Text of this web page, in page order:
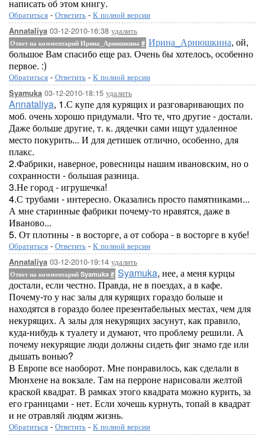
написать об этом книгу.
Обратиться - Ответить - К полной версии
Annataliya 03-12-2010-16:38 удалить
Ответ на комментарий Ирина_Арнюшкина # Ирина_Арнюшкина, ой,
большое Вам спасибо еще раз. Очень бы хотелось, особенно
первое. :)
Обратиться - Ответить - К полной версии
Syamuka 03-12-2010-18:15 удалить
Annataliya, 1.С купе для курящих и разговаривающих по
моб. очень хорошо придумали. Что те, что другие - достали.
Даже больше другие, т. к. дядечки сами ищут удаленное
место покурить... И для детишек отлично, особенно, для
плакс.
2.Фабрики, наверное, ровесницы нашим ивановским, но о
сохранности - большая разница.
3.Не город - игрушечка!
4.С трубами - интересно. Оказались просто памятниками...
А мне старинные фабрики почему-то нравятся, даже в
Иваново...
5. От плотины - в восторге, а от собора - в восторге в кубе!
Обратиться - Ответить - К полной версии
Annataliya 03-12-2010-19:14 удалить
Ответ на комментарий Syamuka # Syamuka, нее, а меня курцы
достали, если честно. Правда, не в поездах, а в кафе.
Почему-то у нас залы для курящих гораздо больше и
находятся в гораздо более презентабельных местах, чем для
некурящих. А залы для некурящих засунут, как правило,
куда-нибудь к туалету и думают, что проблему решили. А
почему некурящие люди должны сидеть фиг знамо где или
дышать вонью?
В Европе все наоборот. Мне понравилось, как сделали в
Мюнхене на вокзале. Там на перроне нарисовали желтой
краской квадрат. В рамках этого квадрата можно курить, за
его границами - нет. Если хочешь курнуть, топай в квадрат
и не отравляй людям жизнь.
Обратиться - Ответить - К полной версии